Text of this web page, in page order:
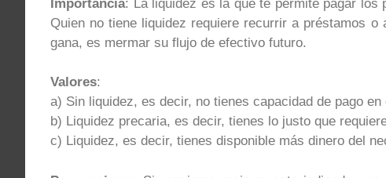
Importancia: La liquidez es la que te permite pagar
Quien no tiene liquidez requiere recurrir a préstamos
gana, es mermar su flujo de efectivo futuro.
Valores:
a) Sin liquidez, es decir, no tienes capacidad de pago en
b) Liquidez precaria, es decir, tienes lo justo que
c) Liquidez, es decir, tienes disponible más dinero del